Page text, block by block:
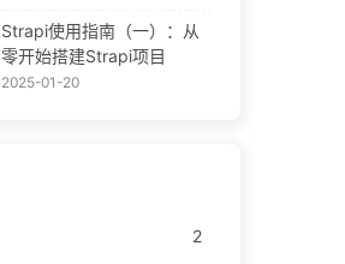
Strapi使用指南（一）：从
零开始搭建Strapi项目
2025-01-20
2